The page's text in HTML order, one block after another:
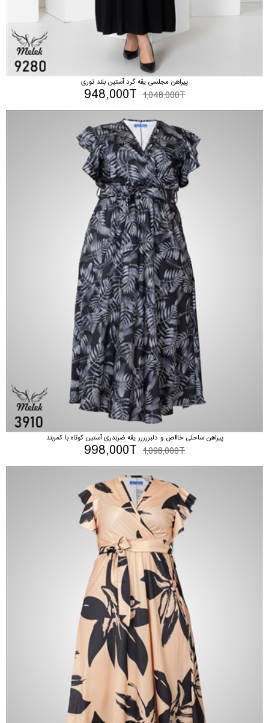
پیراهن مجلسی یقه گرد آستین بلند توری
1,048,000T
948,000T
پیراهن ساحلی خاااص و دلبررررر یقه ضربدری آستین کوتاه با کمربند
1,098,000T
998,000T